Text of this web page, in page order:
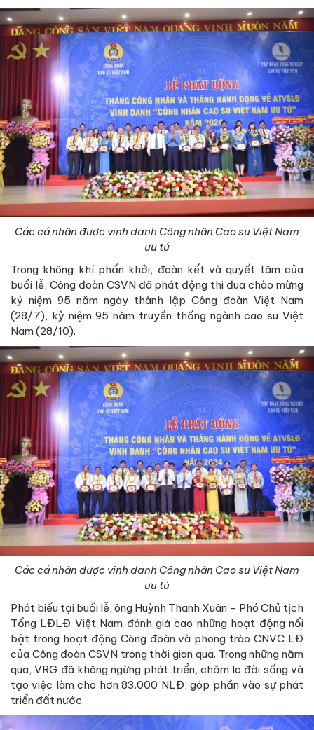
Các cá nhân được vinh danh Công nhân Cao su Việt Nam
ưu tú
Trong không khí phấn khởi, đoàn kết và quyết tâm của
buổi lễ, Công đoàn CSVN đã phát động thi đua chào mừng
kỷ niệm 95 năm ngày thành lập Công đoàn Việt Nam
(28/7), kỷ niệm 95 năm truyền thống ngành cao su Việt
Nam (28/10).
Các cá nhân được vinh danh Công nhân Cao su Việt Nam
ưu tú
Phát biểu tại buổi lễ, ông Huỳnh Thanh Xuân – Phó Chủ tịch
Tổng LĐLĐ Việt Nam đánh giá cao những hoạt động nổi
bật trong hoạt động Công đoàn và phong trào CNVC LĐ
của Công đoàn CSVN trong thời gian qua. Trong những năm
qua, VRG đã không ngừng phát triển, chăm lo đời sống và
tạo việc làm cho hơn 83.000 NLĐ, góp phần vào sự phát
triển đất nước.